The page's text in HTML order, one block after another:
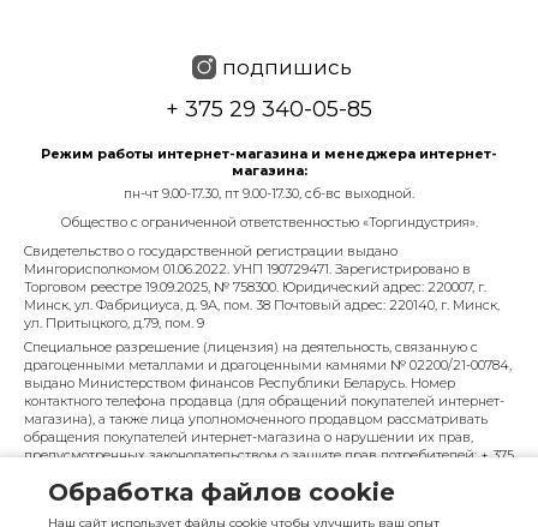
подпишись
+ 375 29 340-05-85
Режим работы интернет-магазина и менеджера интернет-
магазина:
пн-чт 9.00-17.30, пт 9.00-17.30, сб-вс выходной.
Общество с ограниченной ответственностью «Торгиндустрия».
Свидетельство о государственной регистрации выдано
Мингорисполкомом 01.06.2022. УНП 190729471. Зарегистрировано в
Торговом реестре 19.09.2025, № 758300. Юридический адрес: 220007, г.
Минск, ул. Фабрициуса, д. 9А, пом. 38 Почтовый адрес: 220140, г. Минск,
ул. Притыцкого, д.79, пом. 9
Специальное разрешение (лицензия) на деятельность, связанную с
драгоценными металлами и драгоценными камнями № 02200/21-00784,
выдано Министерством финансов Республики Беларусь. Номер
контактного телефона продавца (для обращений покупателей интернет-
магазина), а также лица уполномоченного продавцом рассматривать
обращения покупателей интернет-магазина о нарушении их прав,
предусмотренных законодательством о защите прав потребителей: + 375
управления по работе с обращениями граждан и юридических лиц
Минского городского исполнительного комитета, администрация
Обработка файлов cookie
Наш сайт использует файлы cookie чтобы улучшить ваш опыт